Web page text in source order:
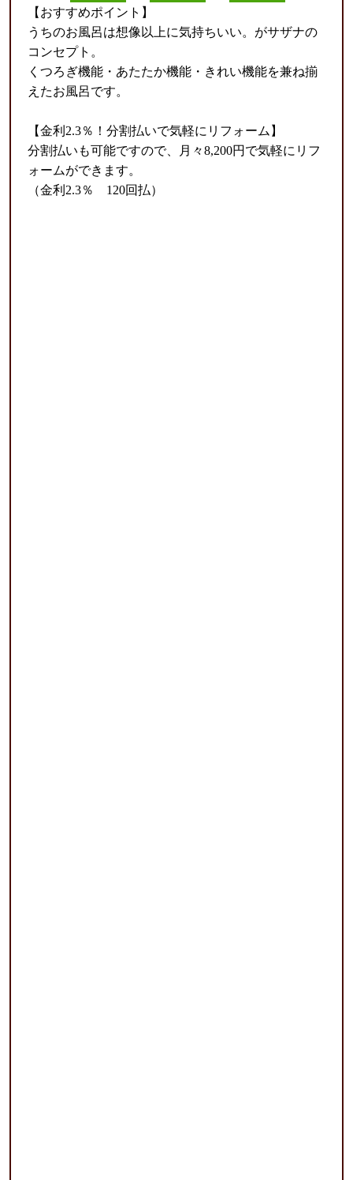
【おすすめポイント】
うちのお風呂は想像以上に気持ちいい。がサザナの
コンセプト。
くつろぎ機能・あたたか機能・きれい機能を兼ね揃
えたお風呂です。
【金利2.3％！分割払いで気軽にリフォーム】
分割払いも可能ですので、月々8,200円で気軽にリフ
ォームができます。
（金利2.3％ 120回払）